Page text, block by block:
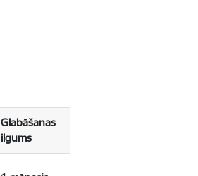
Glabāšanas
ilgums